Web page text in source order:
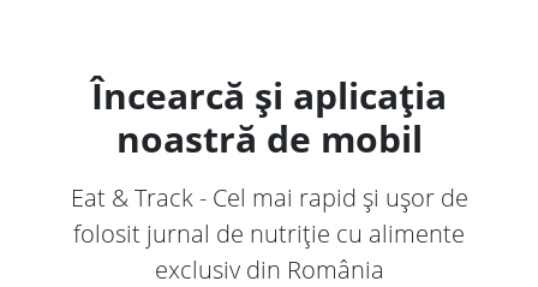
Încearcă și aplicația
noastră de mobil
Eat & Track - Cel mai rapid și ușor de
folosit jurnal de nutriție cu alimente
exclusiv din România